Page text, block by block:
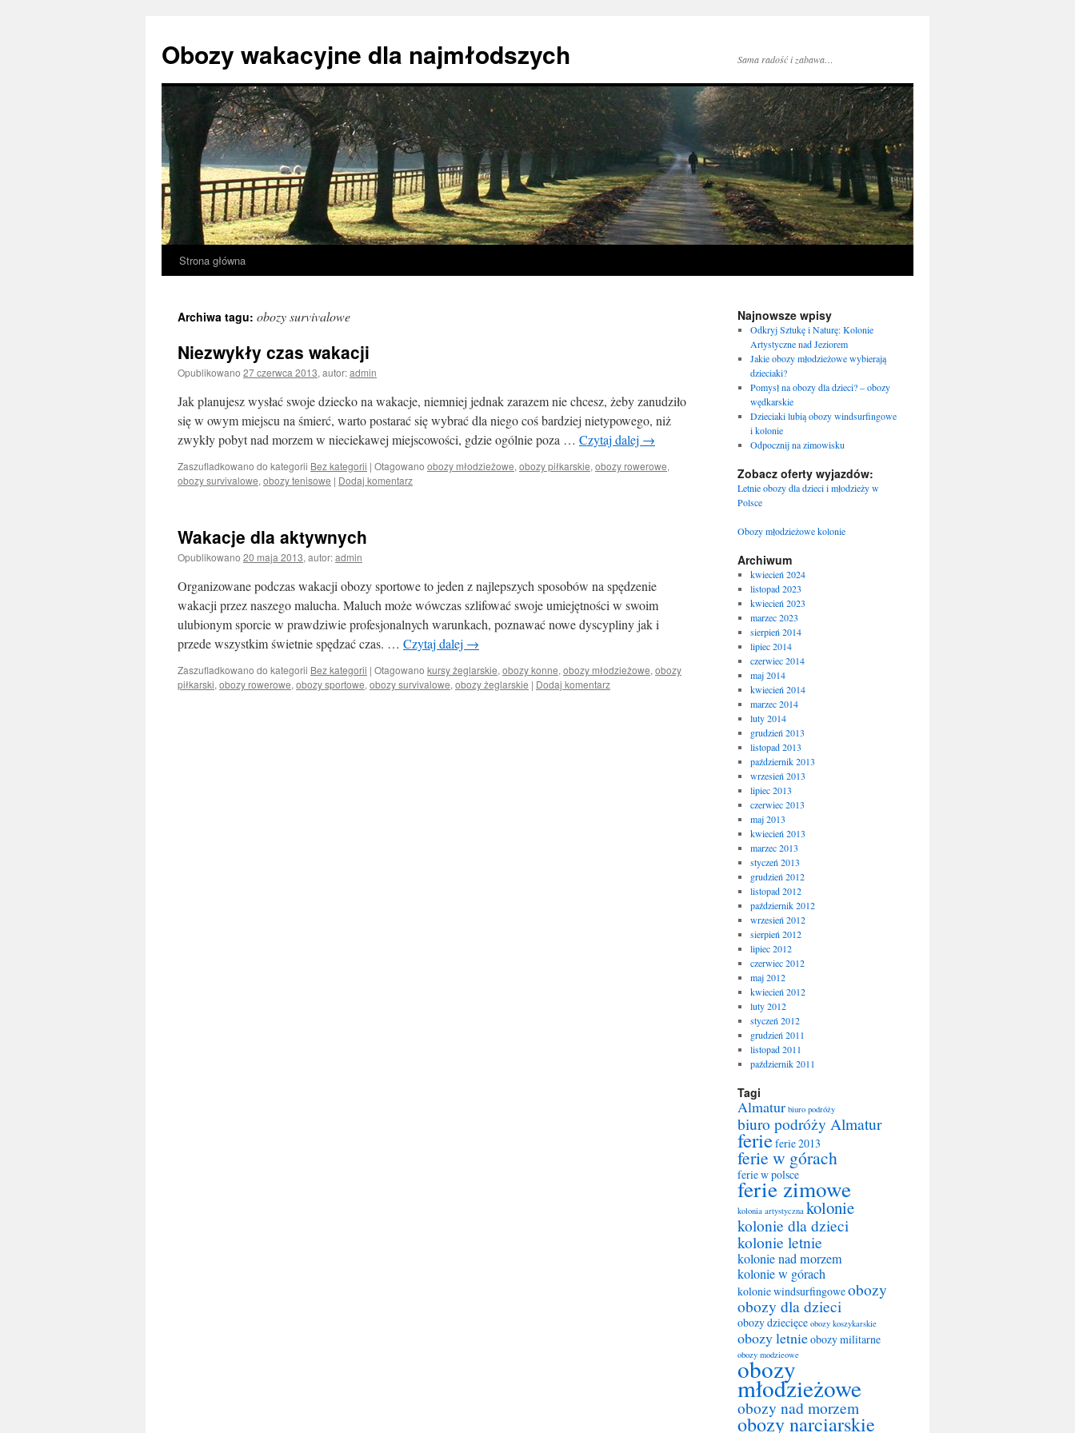
treści
Obozy wakacyjne dla najmłodszych Sama radość i zabawa…
Strona główna
Archiwa tagu: obozy survivalowe
Niezwykły czas wakacji
Opublikowano 27 czerwca 2013, autor:admin
Jak planujesz wysłać swoje dziecko na wakacje, niemniej jednak zarazem nie chcesz, żeby zanudziło
się w owym miejscu na śmierć, warto postarać się wybrać dla niego coś bardziej nietypowego, niż
zwykły pobyt nad morzem w nieciekawej miejscowości, gdzie ogólnie poza … Czytaj dalej →
Zaszufladkowano do kategorii Bez kategorii | Otagowano obozy młodzieżowe, obozy piłkarskie, obozy rowerowe,
obozy survivalowe, obozy tenisowe | Dodaj komentarz
Wakacje dla aktywnych
Opublikowano 20 maja 2013, autor:admin
Organizowane podczas wakacji obozy sportowe to jeden z najlepszych sposobów na spędzenie
wakacji przez naszego malucha. Maluch może wówczas szlifować swoje umiejętności w swoim
ulubionym sporcie w prawdziwie profesjonalnych warunkach, poznawać nowe dyscypliny jak i
przede wszystkim świetnie spędzać czas. … Czytaj dalej →
Zaszufladkowano do kategorii Bez kategorii | Otagowano kursy żeglarskie, obozy konne, obozy młodzieżowe, obozy
piłkarski, obozy rowerowe, obozy sportowe, obozy survivalowe, obozy żeglarskie | Dodaj komentarz
Najnowsze wpisy
Odkryj Sztukę i Naturę: Kolonie
Artystyczne nad Jeziorem
Jakie obozy młodzieżowe wybierają
dzieciaki?
Pomysł na obozy dla dzieci? – obozy
wędkarskie
Dzieciaki lubią obozy windsurfingowe
i kolonie
Odpocznij na zimowisku
Zobacz oferty wyjazdów:
Letnie obozy dla dzieci i młodzieży w
Polsce
Obozy młodzieżowe kolonie
Archiwum
kwiecień 2024
listopad 2023
kwiecień 2023
marzec 2023
sierpień 2014
lipiec 2014
czerwiec 2014
maj 2014
kwiecień 2014
marzec 2014
luty 2014
grudzień 2013
listopad 2013
październik 2013
wrzesień 2013
lipiec 2013
czerwiec 2013
maj 2013
kwiecień 2013
marzec 2013
styczeń 2013
grudzień 2012
listopad 2012
październik 2012
wrzesień 2012
sierpień 2012
lipiec 2012
czerwiec 2012
maj 2012
kwiecień 2012
luty 2012
styczeń 2012
grudzień 2011
listopad 2011
październik 2011
Tagi
Almatur biuro podróży
biuro podróży Almatur
ferieferie 2013
ferie w górach
ferie w polsce
ferie zimowe
kolonia artystyczna kolonie
kolonie dla dzieci
kolonie letnie
kolonie nad morzem
kolonie w górach
kolonie windsurfingoweobozy
obozy dla dzieci
obozy dziecięce obozy koszykarskie
obozy letnieobozy militarne
obozy modzieowe
obozy
młodzieżowe
obozy nad morzem
obozy narciarskie